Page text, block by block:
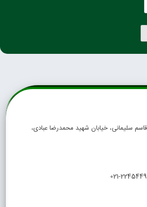
قاسم سلیمانی، خیابان شهید محمدرضا عبادی،